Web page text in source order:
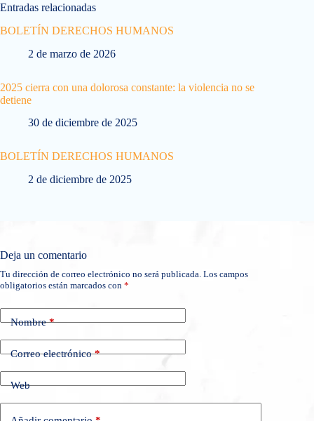
Entradas relacionadas
BOLETÍN DERECHOS HUMANOS
2 de marzo de 2026
2025 cierra con una dolorosa constante: la violencia no se
detiene
30 de diciembre de 2025
BOLETÍN DERECHOS HUMANOS
2 de diciembre de 2025
Deja un comentario
Tu dirección de correo electrónico no será publicada. Los campos
obligatorios están marcados con *
Nombre*
Correo electrónico*
Web